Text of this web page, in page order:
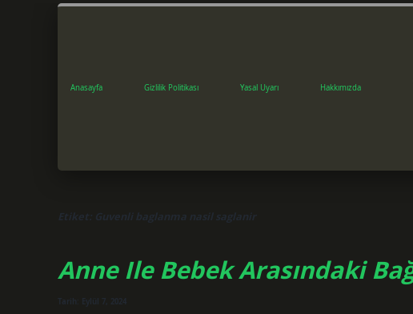
Anasayfa Gizlilik Politikası Yasal Uyarı Hakkımızda
Etiket: Guvenli baglanma nasil saglanir
Anne Ile Bebek Arasındaki
Tarih: Eylül 7, 2024